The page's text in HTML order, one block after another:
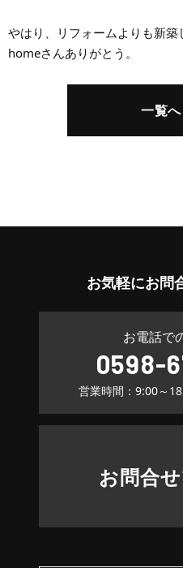
やはり、リフォームよりも新
homeさんありがとう。
一覧
お気軽にお問
お電話で
0598-
営業時間：9:00～
お問合